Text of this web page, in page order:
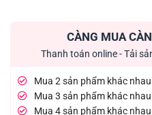
CÀNG MUA
Thanh toán online - Tải
Mua 2 sản phẩm khác
Mua 3 sản phẩm khác
Mua 4 sản phẩm khác